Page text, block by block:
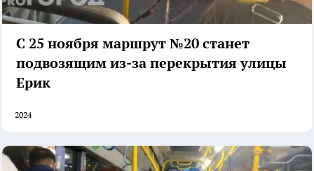
С 25 ноября маршрут №20 станет
подвозящим из-за перекрытия улицы
Ерик
2024